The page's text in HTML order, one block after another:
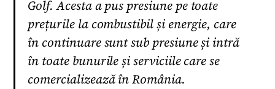
Golf. Acesta a pus presiune pe toate
prețurile la combustibil și energie, care
în continuare sunt sub presiune și intră
în toate bunurile și serviciile care se
comercializează în România.